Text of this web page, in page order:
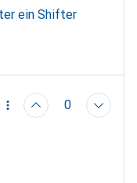
0